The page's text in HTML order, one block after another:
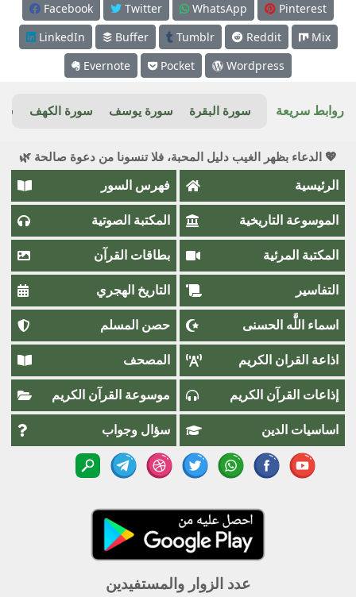
Facebook Twitter WhatsApp
Pinterest
LinkedIn
Buffer Tumblr Reddit
Mix
Evernote
Pocket Wordpress
روابط سريعة سورة البقرة سورة يوسف سورة الكهف
💖 الدعاء بظهر الغيب دليل المحبة، فلا تنسونا من دعوة صالحة 🌿
الرئيسية فهرس السور
الموسوعة التاريخية المكتبة الصوتية
المكتبة المرئية بطاقات القرآن
التفاسير التاريخ الهجري
اسماء اللَّٰه الحسنى حصن المسلم
اذاعة القران الكريم المصحف
إذاعات القرآن الكريم موسوعة القرآن الكريم
اساسيات الدين سؤال وجواب
عدد الزوار والمستفيدين